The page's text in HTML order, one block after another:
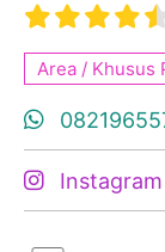
Area / Khusus
Instagram